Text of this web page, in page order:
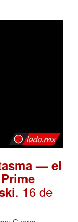
— el
. 16 de